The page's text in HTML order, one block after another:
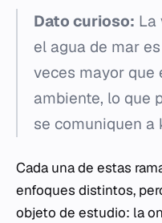
Dato curioso: La
el agua de mar
veces mayor que
ambiente, lo que
se comuniquen a
Cada una de estas
enfoques distintos,
objeto de estudio: la